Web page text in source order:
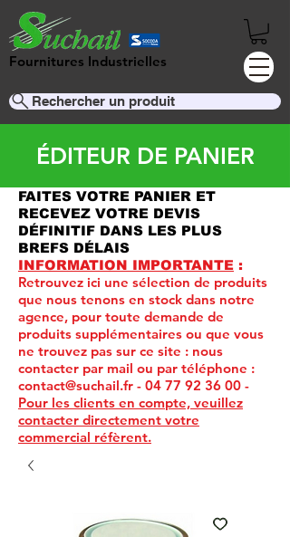
Fournitures Industrielles
Rechercher un produit
ÉDITEUR DE PANIER
FAITES VOTRE PANIER ET
RECEVEZ VOTRE DEVIS
DÉFINITIF DANS LES PLUS
BREFS DÉLAIS
INFORMATION IMPORTANTE :
Retrouvez ici une sélection de produits
que nous tenons en stock dans notre
agence, pour toute demande de
produits supplémentaires ou que vous
ne trouvez pas sur ce site : nous
contacter par mail ou par téléphone :
contact@suchail.fr - 04 77 92 36 00 -
Pour les clients en compte, veuillez
contacter directement votre
commercial réfèrent.